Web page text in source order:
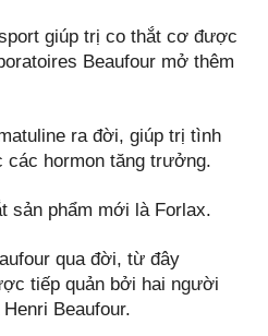
giúp trị co thắt cơ được
Beaufour mở thêm
ra đời, giúp trị tình
các hormon tăng trưởng.
sản phẩm mới là Forlax.
qua đời, từ đây
tiếp quản bởi hai người
Beaufour.